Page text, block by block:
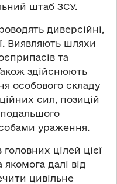
штаб ЗСУ.
диверсійні,
Виявляють шляхи
та
здійснюють
особового складу
сил, позицій
ураження.
цілей цієї
далі від
цивільне